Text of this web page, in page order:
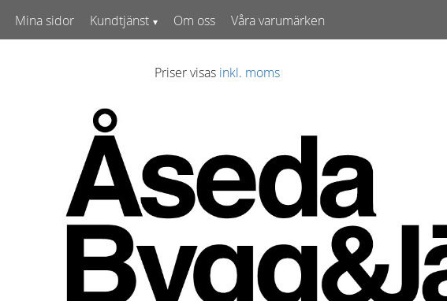
Priser visas inkl. moms
Mina sidor Kundtjänst Om oss Våra varumärken